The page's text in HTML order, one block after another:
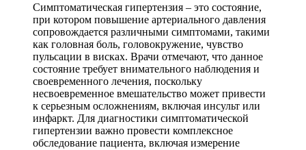
Симптоматическая гипертензия – это состояние,
при котором повышение артериального давления
сопровождается различными симптомами, такими
как головная боль, головокружение, чувство
пульсации в висках. Врачи отмечают, что данное
состояние требует внимательного наблюдения и
своевременного лечения, поскольку
несвоевременное вмешательство может привести
к серьезным осложнениям, включая инсульт или
инфаркт. Для диагностики симптоматической
гипертензии важно провести комплексное
обследование пациента, включая измерение